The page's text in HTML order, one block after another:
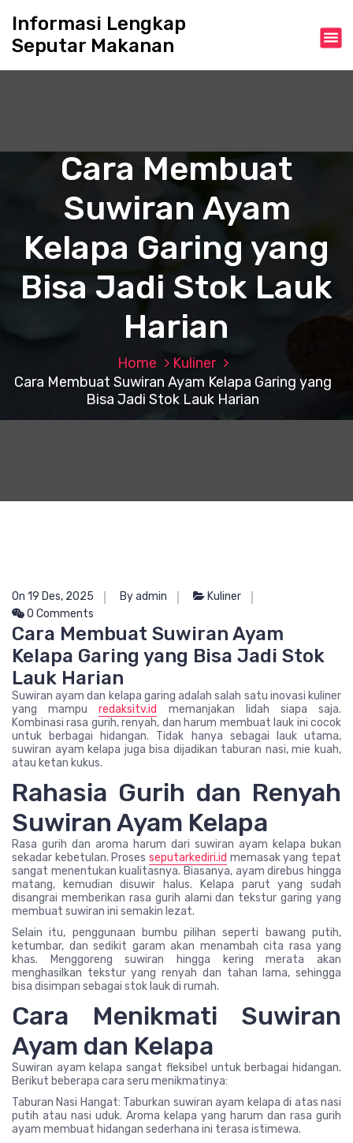
Informasi Lengkap
Seputar Makanan
Cara Membuat
Suwiran Ayam
Kelapa Garing yang
Bisa Jadi Stok Lauk
Harian
Home
Kuliner
Cara Membuat Suwiran Ayam Kelapa Garing yang
Bisa Jadi Stok Lauk Harian
On 19 Des, 2025 By admin
Kuliner
0 Comments
Cara Membuat Suwiran Ayam
Kelapa Garing yang Bisa Jadi Stok
Lauk Harian
Suwiran ayam dan kelapa garing adalah salah satu inovasi kuliner
yang mampuredaksitv.id
memanjakan lidah siapa saja.
Kombinasi rasa gurih, renyah, dan harum membuat lauk ini cocok
untuk berbagai hidangan. Tidak hanya sebagai lauk utama,
suwiran ayam kelapa juga bisa dijadikan taburan nasi, mie kuah,
atau ketan kukus.
Rahasia Gurih dan Renyah
Suwiran Ayam Kelapa
Rasa gurih dan aroma harum dari suwiran ayam kelapa bukan
sekadar kebetulan. Proses seputarkediri.id memasak yang tepat
sangat menentukan kualitasnya. Biasanya, ayam direbus hingga
matang, kemudian disuwir halus. Kelapa parut yang sudah
disangrai memberikan rasa gurih alami dan tekstur garing yang
membuat suwiran ini semakin lezat.
Selain itu, penggunaan bumbu pilihan seperti bawang putih,
ketumbar, dan sedikit garam akan menambah cita rasa yang
khas. Menggoreng suwiran hingga kering merata akan
menghasilkan tekstur yang renyah dan tahan lama, sehingga
bisa disimpan sebagai stok lauk di rumah.
Cara Menikmati Suwiran
Ayam dan Kelapa
Suwiran ayam kelapa sangat fleksibel untuk berbagai hidangan.
Berikut beberapa cara seru menikmatinya:
Taburan Nasi Hangat: Taburkan suwiran ayam kelapa di atas nasi
putih atau nasi uduk. Aroma kelapa yang harum dan rasa gurih
ayam membuat hidangan sederhana ini terasa istimewa.